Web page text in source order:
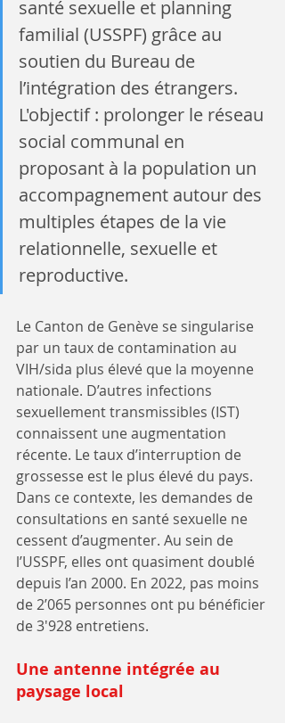
santé sexuelle et planning
familial (USSPF) grâce au
soutien du Bureau de
l’intégration des étrangers.
L'objectif : prolonger le réseau
social communal en
proposant à la population un
accompagnement autour des
multiples étapes de la vie
relationnelle, sexuelle et
reproductive.
Le Canton de Genève se singularise
par un taux de contamination au
VIH/sida plus élevé que la moyenne
nationale. D’autres infections
sexuellement transmissibles (IST)
connaissent une augmentation
récente. Le taux d’interruption de
grossesse est le plus élevé du pays.
Dans ce contexte, les demandes de
consultations en santé sexuelle ne
cessent d’augmenter. Au sein de
l’USSPF, elles ont quasiment doublé
depuis l’an 2000. En 2022, pas moins
de 2’065 personnes ont pu bénéficier
de 3'928 entretiens.
Une antenne intégrée au
paysage local